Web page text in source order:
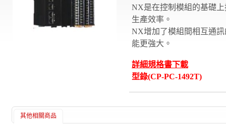
NX是在控制模組的基礎
生產效率。
NX增加了模組間相互通
能更強大。
詳細規格書下載
型錄(CP-PC-1492T)
其他相關商品